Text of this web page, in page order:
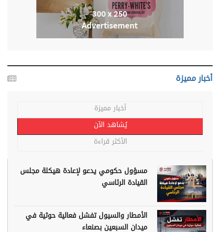
أخبار مميزة
أخبار مميزة
يُشاهد الآن
الأكثر قراءة
مسؤول حكومي يدعو لإعادة هيكلة مجلس
القيادة الرئاسي
الأمطار والسيول تفشل فعالية حوثية في
ميدان السبعين بصنعاء